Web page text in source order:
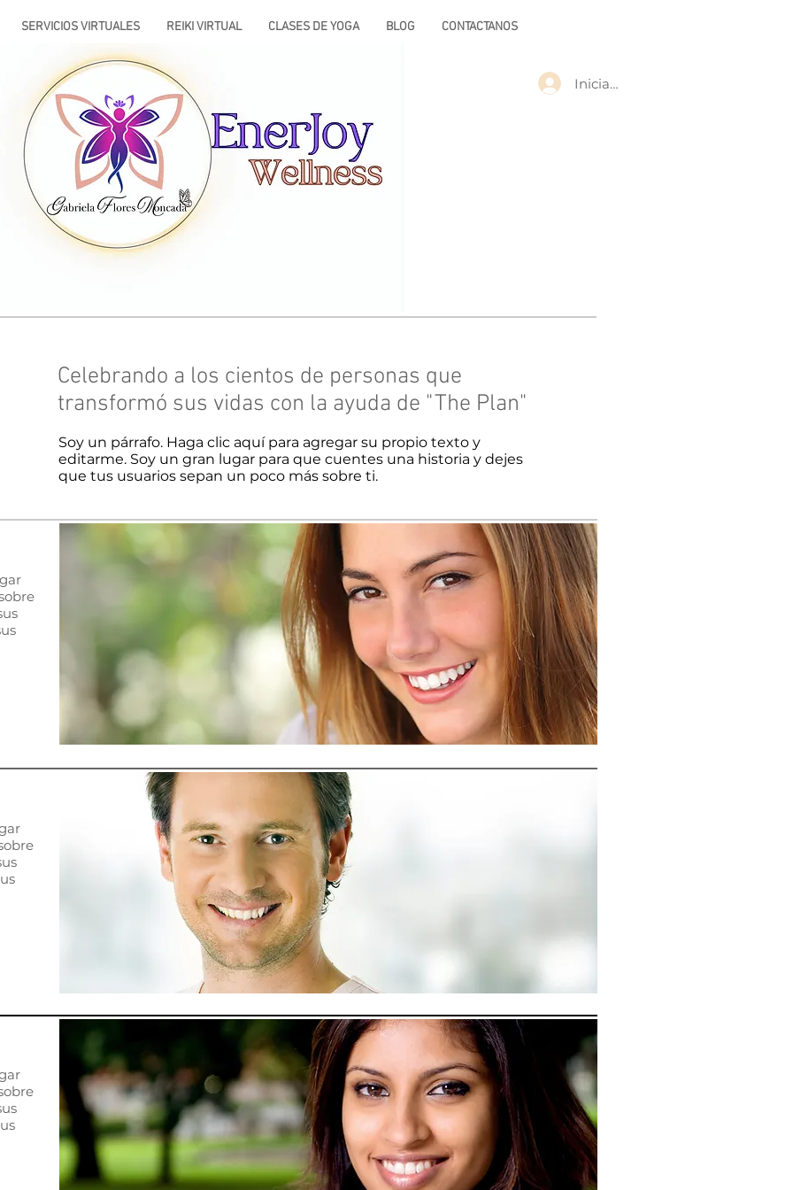
SERVICIOS VIRTUALES REIKI VIRTUAL CLASES DE YOGA BLOG CONTACTANOS
Iniciar sesión
Celebrando a los cientos de personas que
transformó sus vidas con la ayuda de "The Plan"
Soy un párrafo. Haga clic aquí para agregar su propio texto y
editarme. Soy un gran lugar para que cuentes una historia y dejes
que tus usuarios sepan un poco más sobre ti.